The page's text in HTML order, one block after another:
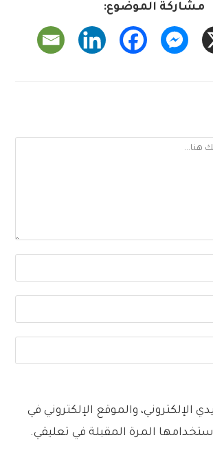
مشاركة الموضوع:
الإلكتروني، والموقع الإلكتروني في
المرة المقبلة في تعليقي.